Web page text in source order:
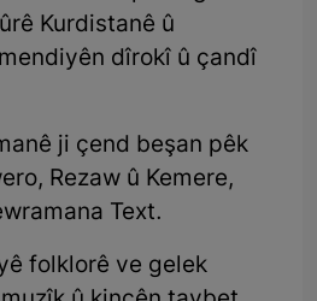
Kurdistanê û
dîrokî û çandî
ji çend beşan pêk
Rezaw û Kemere,
Text.
folklorê ve gelek